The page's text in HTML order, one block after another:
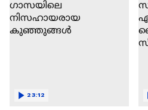
23:12